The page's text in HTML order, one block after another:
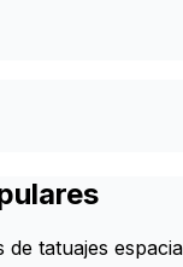
tatuajes